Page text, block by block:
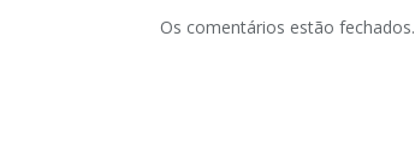
Os comentários estão fechados.